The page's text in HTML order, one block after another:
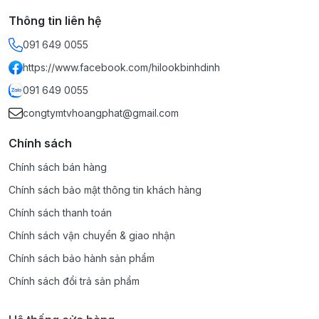
Thông tin liên hệ
091 649 0055
https://www.facebook.com/hilookbinhdinh
091 649 0055
congtymtvhoangphat@gmail.com
Chính sách
Chính sách bán hàng
Chính sách bảo mật thông tin khách hàng
Chính sách thanh toán
Chính sách vận chuyển & giao nhận
Chính sách bảo hành sản phẩm
Chính sách đổi trả sản phẩm